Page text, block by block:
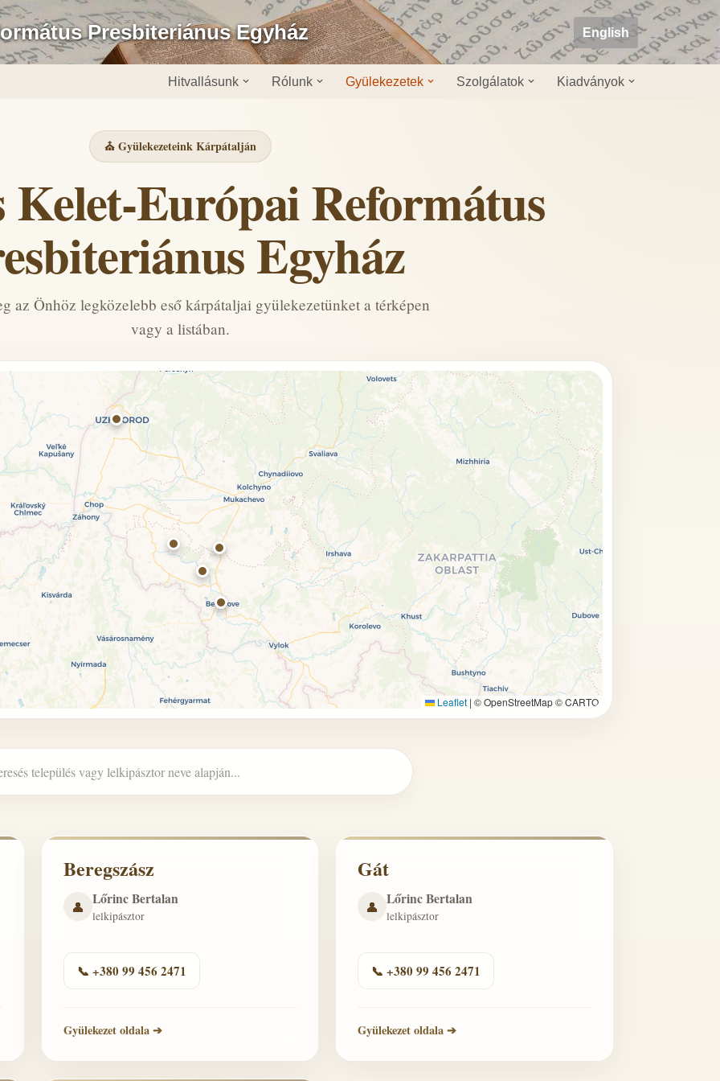
Presbiteriánus Egyház English
Hitvallásunk Rólunk Gyülekezetek Szolgálatok Kiadványok
⛪ Gyülekezeteink Kárpátalján
Kelet-Európai Református
Egyház
az Önhöz legközelebb eső kárpátaljai gyülekezetünket a térképen
vagy a listában.
Leaflet | © OpenStreetMap © CARTO
Beregszász
👤 Lőrinc Bertalan
lelkipásztor
📞 +380 99 456 2471
Gyülekezet oldala ➔
Gát
👤 Lőrinc Bertalan
lelkipásztor
📞 +380 99 456 2471
Gyülekezet oldala ➔